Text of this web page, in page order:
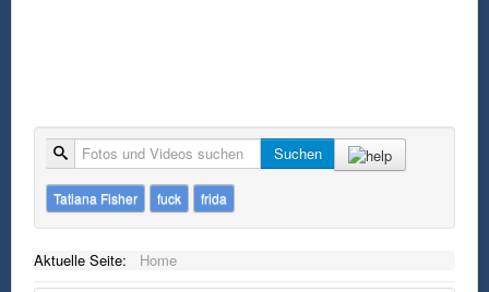
Suche Suchen
Tatiana Fisher fuck frida
Aktuelle Seite: Home